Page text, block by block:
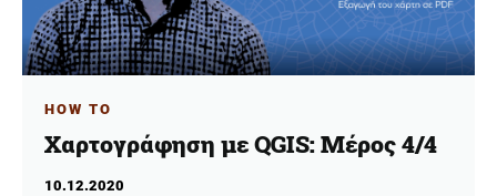
HOW TO
Χαρτογράφηση με QGIS: Μέρος 4/4
10.12.2020